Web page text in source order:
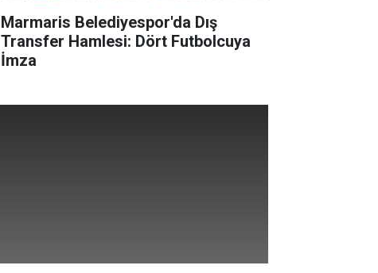
Marmaris Belediyespor'da Dış
Transfer Hamlesi: Dört Futbolcuya
İmza